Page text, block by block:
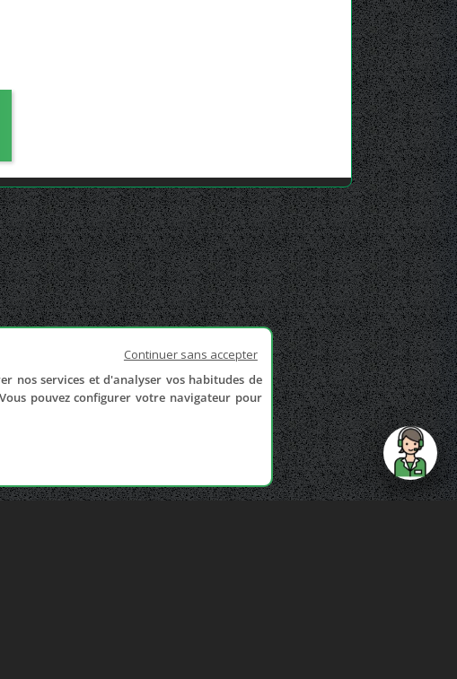
Continuer sans accepter
nos services et d'analyser vos habitudes de
pouvez configurer votre navigateur pour